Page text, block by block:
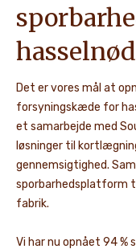
Det er vores mål at
forsyningskæde for
et samarbejde med
løsninger til
gennemsigtighed.
sporbarhedsplatform
fabrik.
Vi har nu opnået 94 %